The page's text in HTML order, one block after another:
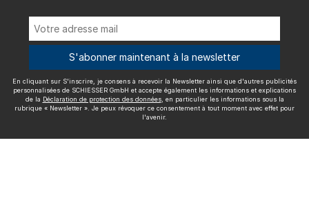
Excellente qualité
Plus d'informations sur nos évaluations
S'abonner maintenant à la newsletter
En cliquant sur S'inscrire, je consens à recevoir la Newsletter ainsi que d'autres publicités
personnalisées de SCHIESSER GmbH et accepte également les informations et explications
de la Déclaration de protection des données, en particulier les informations sous la
rubrique « Newsletter ». Je peux révoquer ce consentement à tout moment avec effet pour
l'avenir.